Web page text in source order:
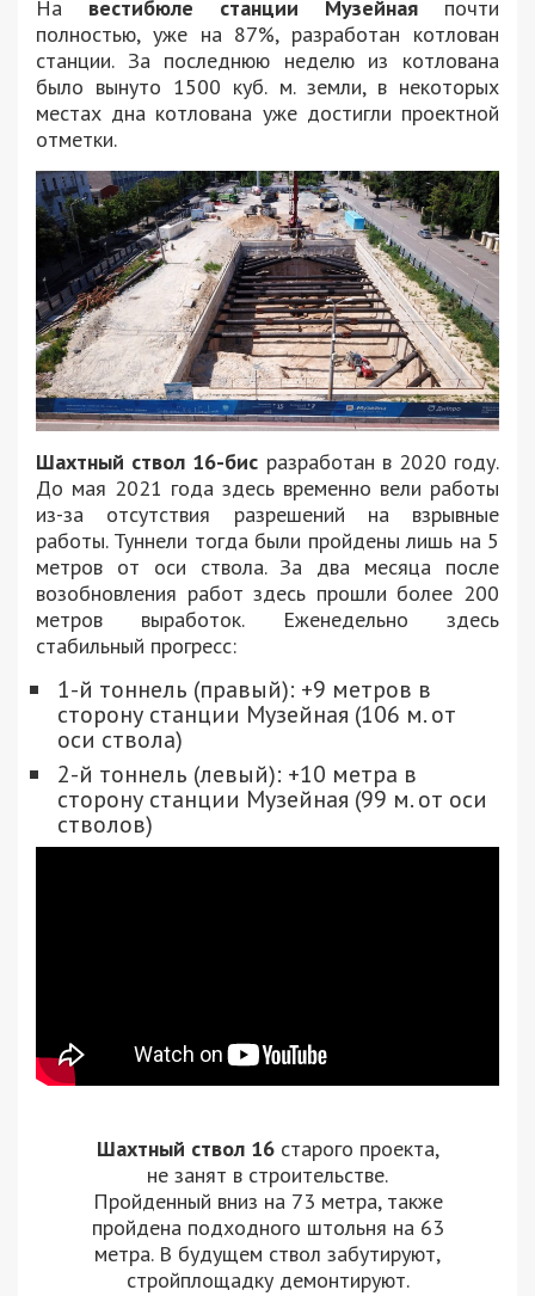
На вестибюле станции Музейная почти
полностью, уже на 87%, разработан котлован
станции. За последнюю неделю из котлована
было вынуто 1500 куб. м. земли, в некоторых
местах дна котлована уже достигли проектной
отметки.
Шахтный ствол 16-бис разработан в 2020 году.
До мая 2021 года здесь временно вели работы
из-за отсутствия разрешений на взрывные
работы. Туннели тогда были пройдены лишь на 5
метров от оси ствола. За два месяца после
возобновления работ здесь прошли более 200
метров выработок. Еженедельно здесь
стабильный прогресс:
1-й тоннель (правый): +9 метров в
сторону станции Музейная (106 м. от
оси ствола)
2-й тоннель (левый): +10 метра в
сторону станции Музейная (99 м. от оси
стволов)
Шахтный ствол 16старого проекта,
не занят в строительстве.
Пройденный вниз на 73 метра, также
пройдена подходного штольня на 63
метра. В будущем ствол забутируют,
стройплощадку демонтируют.